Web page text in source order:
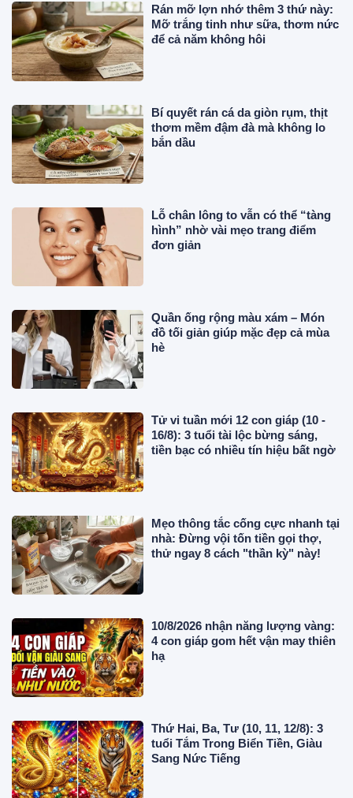
Rán mỡ lợn nhớ thêm 3 thứ này:
Mỡ trắng tinh như sữa, thơm nức
để cả năm không hôi
Bí quyết rán cá da giòn rụm, thịt
thơm mềm đậm đà mà không lo
bắn dầu
Lỗ chân lông to vẫn có thể “tàng
hình” nhờ vài mẹo trang điểm
đơn giản
Quần ống rộng màu xám – Món
đồ tối giản giúp mặc đẹp cả mùa
hè
Tử vi tuần mới 12 con giáp (10 -
16/8): 3 tuổi tài lộc bừng sáng,
tiền bạc có nhiều tín hiệu bất ngờ
Mẹo thông tắc cống cực nhanh tại
nhà: Đừng vội tốn tiền gọi thợ,
thử ngay 8 cách "thần kỳ" này!
10/8/2026 nhận năng lượng vàng:
4 con giáp gom hết vận may thiên
hạ
Thứ Hai, Ba, Tư (10, 11, 12/8): 3
tuổi Tắm Trong Biển Tiền, Giàu
Sang Nức Tiếng